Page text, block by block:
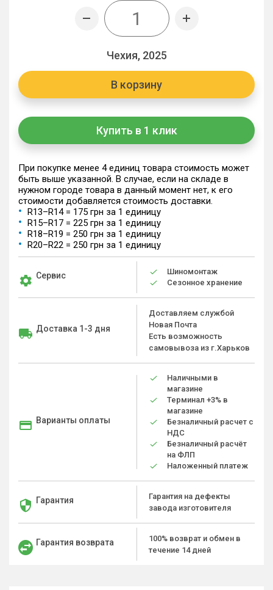
Чехия, 2025
В корзину
Купить в 1 клик
При покупке менее 4 единиц товара стоимость может
быть выше указанной. В случае, если на складе в
нужном городе товара в данный момент нет, к его
стоимости добавляется стоимость доставки.
R13–R14 = 175 грн за 1 единицу
R15–R17 = 225 грн за 1 единицу
R18–R19 = 250 грн за 1 единицу
R20–R22 = 250 грн за 1 единицу
Сервис
Шиномонтаж
Сезонное хранение
Доставка 1-3 дня
Доставляем службой
Новая Почта
Есть возможность
самовывоза из г.Харьков
Варианты оплаты
Наличными в
магазине
Терминал +3% в
магазине
Безналичный расчет с
НДС
Безналичный расчёт
на ФЛП
Наложенный платеж
Гарантия
Гарантия на дефекты
завода изготовителя
Гарантия возврата
100% возврат и обмен в
течение 14 дней